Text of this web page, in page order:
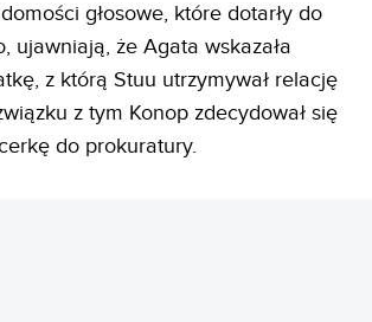
głosowe, które dotarły do
ujawniają, że Agata wskazała
z którą Stuu utrzymywał relację
z tym Konop zdecydował się
do prokuratury.